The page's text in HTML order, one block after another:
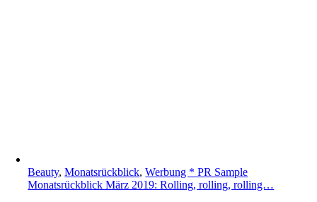
Beauty,Monatsrückblick,Werbung * PR Sample
Monatsrückblick März 2019: Rolling, rolling, rolling…